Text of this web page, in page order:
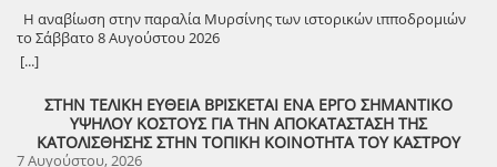
την πολιτιστική εκδήλωση είναι ελεύθερη. Μετά το πέρας της
εκδήλωσης, σας προσκαλούμε να διασκεδάσουμε όλοι μαζί με
ζωντανή παραδοσιακή μουσική από τη μουσική ομάδα του
Λύσανδρου Παναγόπουλου, σε μια βραδιά γεμάτη κέφι, χορό και
συμμετοχής στο γλέντι: 10 ευρώ ανά άτομο.
Η αναβίωση στην παραλία Μυρσίνης των ιστορικών ιπποδρομιών
το Σάββατο 8 Αυγούστου 2026
[...]
ΣΤΗΝ ΤΕΛΙΚΗ ΕΥΘΕΙΑ ΒΡΙΣΚΕΤΑΙ ΕΝΑ ΕΡΓΟ ΣΗΜΑΝΤΙΚΟ
ΥΨΗΛΟΥ ΚΟΣΤΟΥΣ ΓΙΑ ΤΗΝ ΑΠΟΚΑΤΑΣΤΑΣΗ ΤΗΣ
ΚΑΤΟΛΙΣΘΗΣΗΣ ΣΤΗΝ ΤΟΠΙΚΗ ΚΟΙΝΟΤΗΤΑ ΤΟΥ ΚΑΣΤΡΟΥ
7 Αυγούστου, 2026